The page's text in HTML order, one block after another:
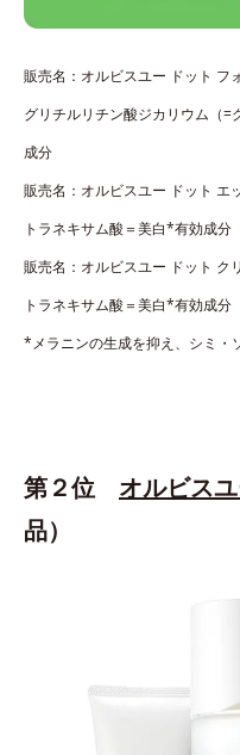
販売名：オルビスユー ドット フ
グリチルリチン酸ジカリウム（=
成分
販売名：オルビスユー ドット エ
トラネキサム酸＝美白*有効成分
販売名：オルビスユー ドット ク
トラネキサム酸＝美白*有効成分
*メラニンの生成を抑え、シミ・
第２位 オルビス
品）